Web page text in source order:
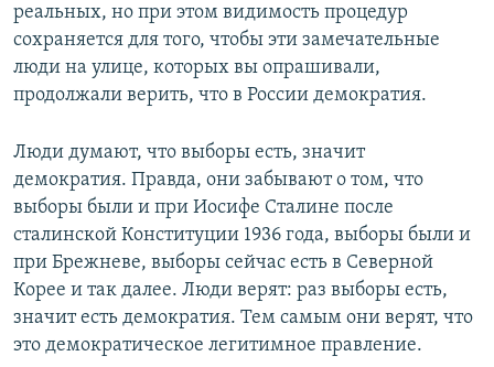
реальных, но при этом видимость процедур
сохраняется для того, чтобы эти замечательные
люди на улице, которых вы опрашивали,
продолжали верить, что в России демократия.
Люди думают, что выборы есть, значит
демократия. Правда, они забывают о том, что
выборы были и при Иосифе Сталине после
сталинской Конституции 1936 года, выборы были и
при Брежневе, выборы сейчас есть в Северной
Корее и так далее. Люди верят: раз выборы есть,
значит есть демократия. Тем самым они верят, что
это демократическое легитимное правление.